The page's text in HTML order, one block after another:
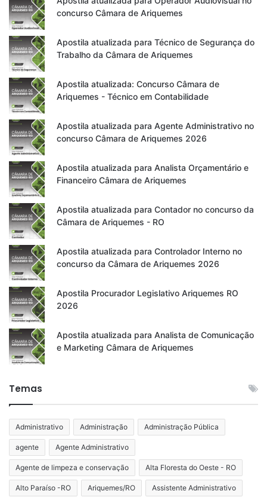
concurso Câmara de Ariquemes
Apostila atualizada para Técnico de Segurança do
Trabalho da Câmara de Ariquemes
Apostila atualizada: Concurso Câmara de
Ariquemes - Técnico em Contabilidade
Apostila atualizada para Agente Administrativo no
concurso Câmara de Ariquemes 2026
Apostila atualizada para Analista Orçamentário e
Financeiro Câmara de Ariquemes
Apostila atualizada para Contador no concurso da
Câmara de Ariquemes - RO
Apostila atualizada para Controlador Interno no
concurso da Câmara de Ariquemes 2026
Apostila Procurador Legislativo Ariquemes RO
2026
Apostila atualizada para Analista de Comunicação
e Marketing Câmara de Ariquemes
Temas
Administrativo Administração Administração Pública
agente Agente Administrativo
Agente de limpeza e conservação Alta Floresta do Oeste - RO
Alto Paraíso -RO Ariquemes/RO Assistente Administrativo